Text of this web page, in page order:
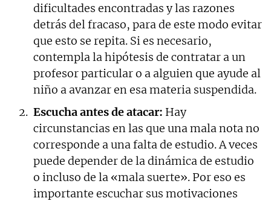
dificultades encontradas y las razones
detrás del fracaso, para de este modo evitar
que esto se repita. Si es necesario,
contempla la hipótesis de contratar a un
profesor particular o a alguien que ayude al
niño a avanzar en esa materia suspendida.
Escucha antes de atacar: Hay
circunstancias en las que una mala nota no
corresponde a una falta de estudio. A veces
puede depender de la dinámica de estudio
o incluso de la «mala suerte». Por eso es
importante escuchar sus motivaciones